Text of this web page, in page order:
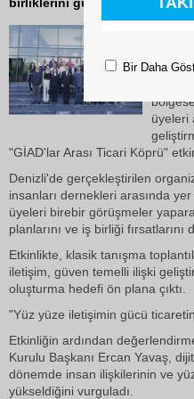
üyeleri
"GİAD'lar Arası Ticari Köprü"
Denizli'de gerçekleştirilen
insanları dernekleri arasında
üyeleri birebir görüşmeler
planlarını ve iş birliği fırsatlarını
Etkinlikte, klasik tanışma
iletişim, güven temelli ilişki
oluşturma hedefi ön plana çıktı.
"Yüz yüze iletişimin gücü
Etkinliğin ardından
Kurulu Başkanı Ercan Yavaş,
dönemde insan ilişkilerinin ve
yükseldiğini vurguladı.
Bir Daha